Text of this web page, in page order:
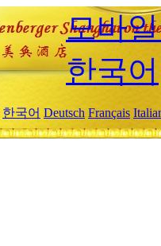
모바
한국어
한국어 Deutsch Français